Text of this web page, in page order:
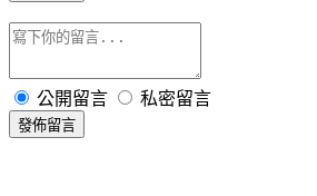
公開留言 私密留言
發佈留言